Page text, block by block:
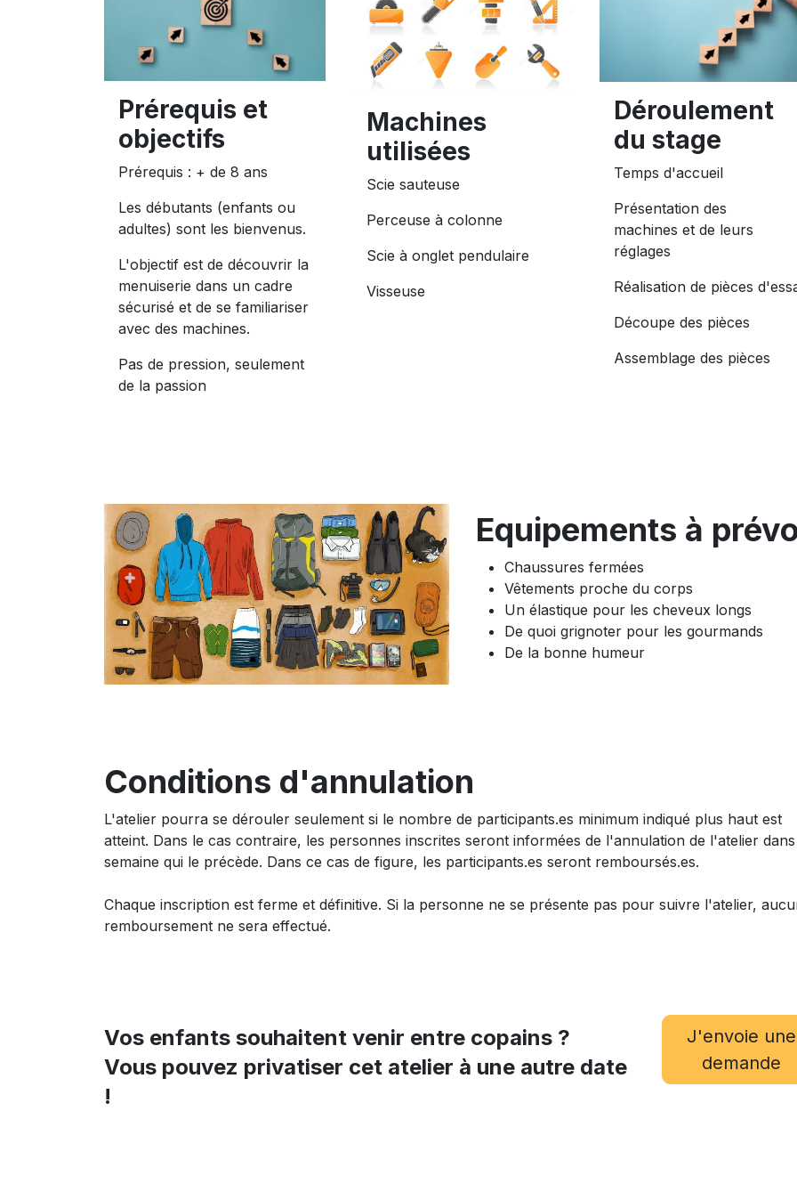
Prérequis et
objectifs
Prérequis : + de 8 ans
Les débutants (enfants ou
adultes) sont les bienvenus.
L'objectif est de découvrir la
menuiserie dans un cadre
sécurisé et de se familiariser
avec des machines.
Pas de pression, seulement
de la passion
Machines
utilisées
Scie sauteuse
Perceuse à colonne
Scie à onglet pendulaire
Visseuse
Déroulement
du stage
Temps d'accueil
Présentation des
machines et de leurs
réglages
Réalisation de pièces
Découpe des pièces
Assemblage des pièces
Equipements à
Chaussures fermées
Vêtements proche du corps
Un élastique pour les cheveux longs
De quoi grignoter pour les gourmands
De la bonne humeur
Conditions d'annulation
L'atelier pourra se dérouler seulement si le nombre de participants.es minimum indiqué plus haut est
atteint. Dans le cas contraire, les personnes inscrites seront informées de l'annulation de l'atelier
semaine qui le précède. Dans ce cas de figure, les participants.es seront remboursés.es.
Chaque inscription est ferme et définitive. Si la personne ne se présente pas pour suivre l'atelier,
remboursement ne sera effectué.
Vos enfants souhaitent venir entre copains ?
Vous pouvez privatiser cet atelier à une autre date
!
J'envoie une
demande